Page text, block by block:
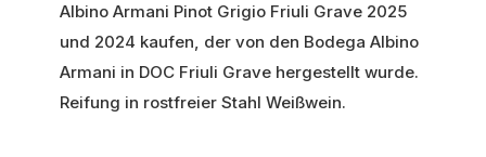
Albino Armani Pinot Grigio Friuli Grave 2025
und 2024 kaufen, der von den Bodega Albino
Armani in DOC Friuli Grave hergestellt wurde.
Reifung in rostfreier Stahl Weißwein.